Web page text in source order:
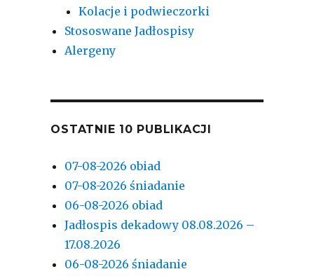
Kolacje i podwieczorki
Stososwane Jadłospisy
Alergeny
OSTATNIE 10 PUBLIKACJI
07-08-2026 obiad
07-08-2026 śniadanie
06-08-2026 obiad
Jadłospis dekadowy 08.08.2026 –
17.08.2026
06-08-2026 śniadanie